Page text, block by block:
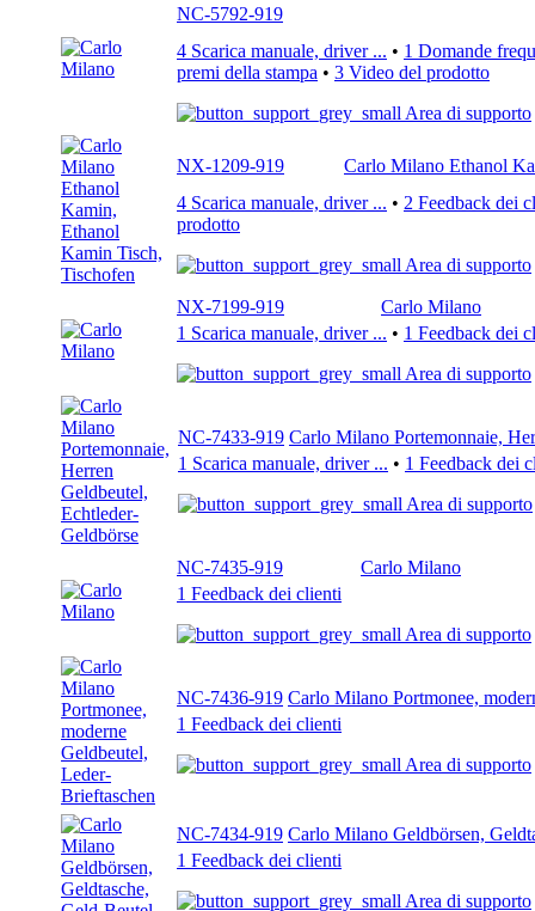
NC-5792-919
4 Scarica manuale, driver ... • 1 Domande
premi della stampa • 3 Video del prodotto
Area di supporto
NX-1209-919
Carlo Milano Ethanol
4 Scarica manuale, driver ... • 2 Feedback dei
prodotto
Area di supporto
NX-7199-919
Carlo Milano
1 Scarica manuale, driver ... • 1 Feedback dei
Area di supporto
NC-7433-919 Carlo Milano Portemonnaie,
1 Scarica manuale, driver ... • 1 Feedback dei
Area di supporto
NC-7435-919
Carlo Milano
1 Feedback dei clienti
Area di supporto
NC-7436-919 Carlo Milano Portmonee,
1 Feedback dei clienti
Area di supporto
NC-7434-919 Carlo Milano Geldbörsen,
1 Feedback dei clienti
Area di supporto